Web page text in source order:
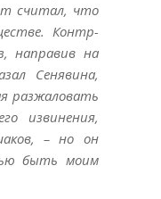
считал, что
Контр-
направив на
Сенявина,
разжаловать
извинения,
– но он
быть моим